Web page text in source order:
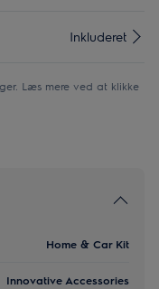
Inkluderet
Læs mere ved at klikke
Home & Car Kit
Innovative Accessories